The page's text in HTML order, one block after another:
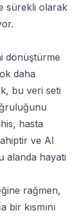
sürekli olarak
dönüştürme
daha
bu veri seti
hasta
ve AI
alanda hayati
rağmen,
bir kısmını